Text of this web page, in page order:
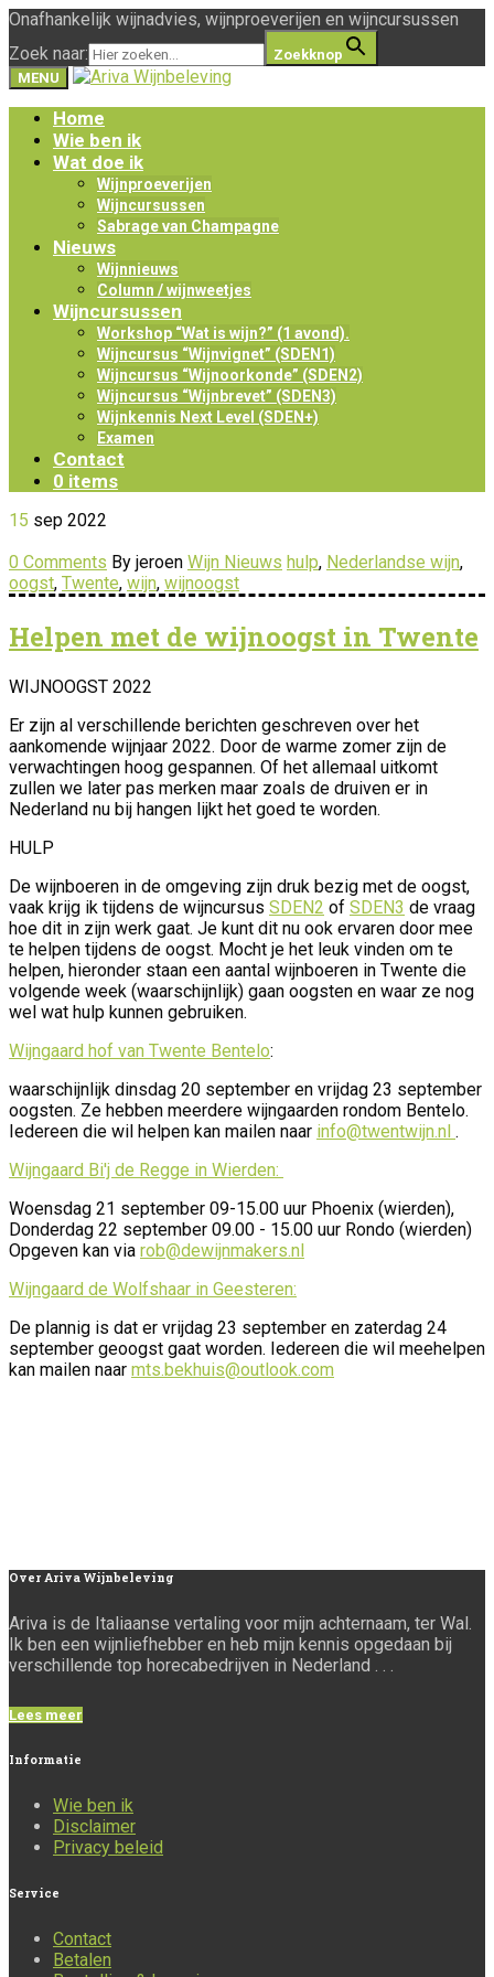
Onafhankelijk wijnadvies, wijnproeverijen en wijncursussen
Zoek naar:
Zoekknop
MENU
Home
Wie ben ik
Wat doe ik
Wijnproeverijen
Wijncursussen
Sabrage van Champagne
Nieuws
Wijnnieuws
Column / wijnweetjes
Wijncursussen
Workshop “Wat is wijn?” (1 avond).
Wijncursus “Wijnvignet” (SDEN1)
Wijncursus “Wijnoorkonde” (SDEN2)
Wijncursus “Wijnbrevet” (SDEN3)
Wijnkennis Next Level (SDEN+)
Examen
Contact
0 items
15 sep 2022
0 Comments By jeroen Wijn Nieuws hulp, Nederlandse wijn,
oogst, Twente, wijn, wijnoogst
Helpen met de wijnoogst in Twente
WIJNOOGST 2022
Er zijn al verschillende berichten geschreven over het
aankomende wijnjaar 2022. Door de warme zomer zijn de
verwachtingen hoog gespannen. Of het allemaal uitkomt
zullen we later pas merken maar zoals de druiven er in
Nederland nu bij hangen lijkt het goed te worden.
HULP
De wijnboeren in de omgeving zijn druk bezig met de oogst,
vaak krijg ik tijdens de wijncursus SDEN2 of SDEN3 de vraag
hoe dit in zijn werk gaat. Je kunt dit nu ook ervaren door mee
te helpen tijdens de oogst. Mocht je het leuk vinden om te
helpen, hieronder staan een aantal wijnboeren in Twente die
volgende week (waarschijnlijk) gaan oogsten en waar ze nog
wel wat hulp kunnen gebruiken.
Wijngaard hof van Twente Bentelo:
waarschijnlijk dinsdag 20 september en vrijdag 23 september
oogsten. Ze hebben meerdere wijngaarden rondom Bentelo.
Iedereen die wil helpen kan mailen naar info@twentwijn.nl .
Wijngaard Bi'j de Regge in Wierden:
Woensdag 21 september 09-15.00 uur Phoenix (wierden),
Donderdag 22 september 09.00 - 15.00 uur Rondo (wierden)
Opgeven kan via rob@dewijnmakers.nl
Wijngaard de Wolfshaar in Geesteren:
De plannig is dat er vrijdag 23 september en zaterdag 24
september geoogst gaat worden. Iedereen die wil meehelpen
kan mailen naar mts.bekhuis@outlook.com
Over Ariva Wijnbeleving
Ariva is de Italiaanse vertaling voor mijn achternaam, ter Wal.
Ik ben een wijnliefhebber en heb mijn kennis opgedaan bij
verschillende top horecabedrijven in Nederland . . .
Lees meer
Informatie
Wie ben ik
Disclaimer
Privacy beleid
Service
Contact
Betalen